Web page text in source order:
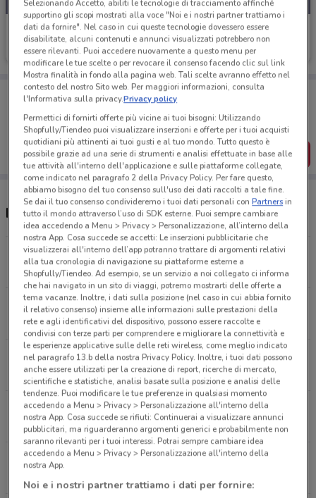
Douglas
Scade il 22/09
Porta DoveConviene sempre con te!
Puoi trovare le migliori offerte dei negozi vicino a te,
salvarle e creare la tua lista del risparmio, comodamente
dal tuo cellulare.
SCARICA L’APP
Negozi e orari Douglas
Via Santa Lucia, 13/15 Padova
568 m
APERTO
Via Venezia 61 Padova
1.9 km
APERTO
Cc Ipercity - Via G. Verg Loc.4 Albignasego
3.8 km
APERTO
Via Della Provvidenza Sarmeola Di Rubano
5.7 km
APERTO
Via Pola, 20 Torri Di Quartesolo
Selezionando Accetto, abiliti le tecnologie di tracciamento affinché
supportino gli scopi mostrati alla voce "Noi e i nostri partner trattiamo i
dati da fornire". Nel caso in cui queste tecnologie dovessero essere
disabilitate, alcuni contenuti e annunci visualizzati potrebbero non
essere rilevanti. Puoi accedere nuovamente a questo menu per
modificare le tue scelte o per revocare il consenso facendo clic sul link
Mostra finalità in fondo alla pagina web. Tali scelte avranno effetto nel
contesto del nostro Sito web. Per maggiori informazioni, consulta
l'Informativa sulla privacy.Privacy policy
Permettici di fornirti offerte più vicine ai tuoi bisogni: Utilizzando
Shopfully/Tiendeo puoi visualizzare inserzioni e offerte per i tuoi acquisti
quotidiani più attinenti ai tuoi gusti e al tuo mondo. Tutto questo è
possibile grazie ad una serie di strumenti e analisi effettuate in base alle
tue attività all'interno dell'applicazione e sulle piattaforme collegate,
come indicato nel paragrafo 2 della Privacy Policy. Per fare questo,
abbiamo bisogno del tuo consenso sull'uso dei dati raccolti a tale fine.
Se dai il tuo consenso condivideremo i tuoi dati personali conPartnersin
tutto il mondo attraverso l’uso di SDK esterne. Puoi sempre cambiare
idea accedendo a Menu > Privacy > Personalizzazione, all’interno della
nostra App. Cosa succede se accetti: Le inserzioni pubblicitarie che
visualizzerai all'interno dell’app potranno trattare di argomenti relativi
alla tua cronologia di navigazione su piattaforme esterne a
Shopfully/Tiendeo. Ad esempio, se un servizio a noi collegato ci informa
che hai navigato in un sito di viaggi, potremo mostrarti delle offerte a
tema vacanze. Inoltre, i dati sulla posizione (nel caso in cui abbia fornito
il relativo consenso) insieme alle informazioni sulle prestazioni della
rete e agli identificativi del dispositivo, possono essere raccolte e
condivisi con terze parti per comprendere e migliorare la connettività e
le esperienze applicative sulle delle reti wireless, come meglio indicato
nel paragrafo 13.b della nostra Privacy Policy. Inoltre, i tuoi dati possono
anche essere utilizzati per la creazione di report, ricerche di mercato,
scientifiche e statistiche, analisi basate sulla posizione e analisi delle
tendenze. Puoi modificare le tue preferenze in qualsiasi momento
accedendo a Menu > Privacy > Personalizzazione all'interno della
nostra App. Cosa succede se rifiuti: Continuerai a visualizzare annunci
pubblicitari, ma riguarderanno argomenti generici e probabilmente non
saranno rilevanti per i tuoi interessi. Potrai sempre cambiare idea
accedendo a Menu > Privacy > Personalizzazione all'interno della
nostra App.
Noi e i nostri partner trattiamo i dati per fornire: